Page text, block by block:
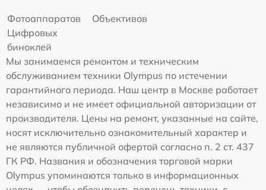
Фотоаппаратов
Объективов
Цифровых
биноклей
Мы занимаемся ремонтом и техническим
обслуживанием техники Olympus по истечении
гарантийного периода. Наш центр в Москве работает
независимо и не имеет официальной авторизации от
производителя. Цены на ремонт, указанные на сайте,
носят исключительно ознакомительный характер и
не являются публичной офертой согласно п. 2 ст. 437
ГК РФ. Названия и обозначения торговой марки
Olympus упоминаются только в информационных